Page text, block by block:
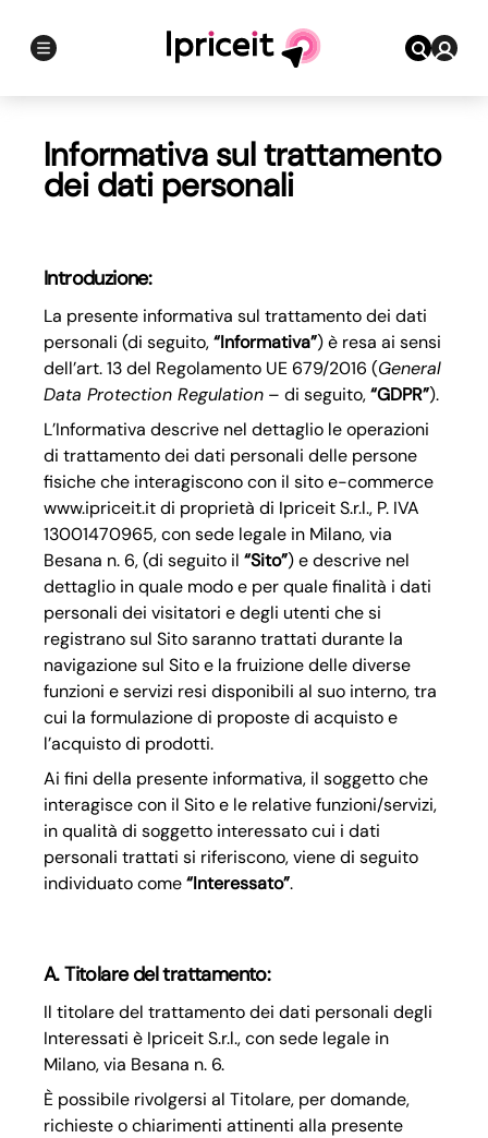
Informativa sul trattamento
dei dati personali
Introduzione:
La presente informativa sul trattamento dei dati
personali (di seguito,“Informativa”) è resa ai sensi
dell’art. 13 del Regolamento UE 679/2016 (General
Data Protection Regulation – di seguito,“GDPR”).
L’Informativa descrive nel dettaglio le operazioni
di trattamento dei dati personali delle persone
fisiche che interagiscono con il sito e-commerce
www.ipriceit.it di proprietà di Ipriceit S.r.l., P. IVA
13001470965, con sede legale in Milano, via
Besana n. 6, (di seguito il “Sito”) e descrive nel
dettaglio in quale modo e per quale finalità i dati
personali dei visitatori e degli utenti che si
registrano sul Sito saranno trattati durante la
navigazione sul Sito e la fruizione delle diverse
funzioni e servizi resi disponibili al suo interno, tra
cui la formulazione di proposte di acquisto e
l’acquisto di prodotti.
Ai fini della presente informativa, il soggetto che
interagisce con il Sito e le relative funzioni/servizi,
in qualità di soggetto interessato cui i dati
personali trattati si riferiscono, viene di seguito
individuato come“Interessato”.
A. Titolare del trattamento:
Il titolare del trattamento dei dati personali degli
Interessati è Ipriceit S.r.l., con sede legale in
Milano, via Besana n. 6.
È possibile rivolgersi al Titolare, per domande,
richieste o chiarimenti attinenti alla presente